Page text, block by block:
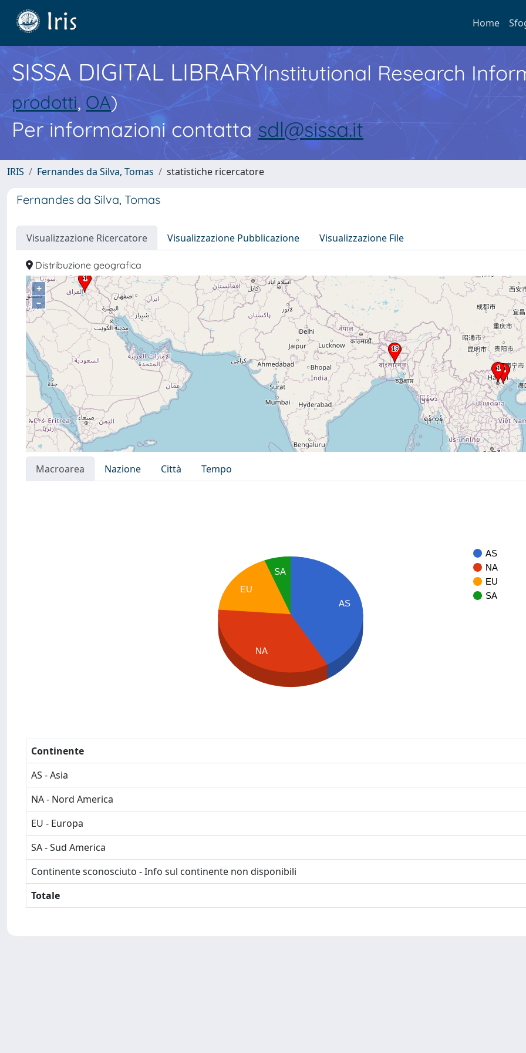
Home
SISSA DIGITAL LIBRARYInstitutional Research
prodotti, OA)
Per informazioni contatta sdl@sissa.it
IRIS Fernandes da Silva, Tomas statistiche ricercatore
Fernandes da Silva, Tomas
Visualizzazione Ricercatore Visualizzazione Pubblicazione Visualizzazione File
Distribuzione geografica
+
–
Macroarea Nazione Città Tempo
AS
NA
EU
SA
AS
SA
EU
NA
Continente
AS - Asia
NA - Nord America
EU - Europa
SA - Sud America
Continente sconosciuto - Info sul continente non disponibili
Totale